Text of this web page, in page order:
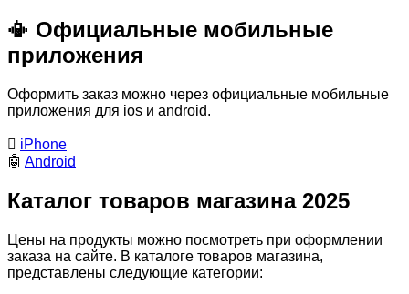
📳 Официальные мобильные
приложения
Оформить заказ можно через официальные мобильные
приложения для ios и android.
 iPhone
🤖 Android
Каталог товаров магазина 2025
Цены на продукты можно посмотреть при оформлении
заказа на сайте. В каталоге товаров магазина,
представлены следующие категории: